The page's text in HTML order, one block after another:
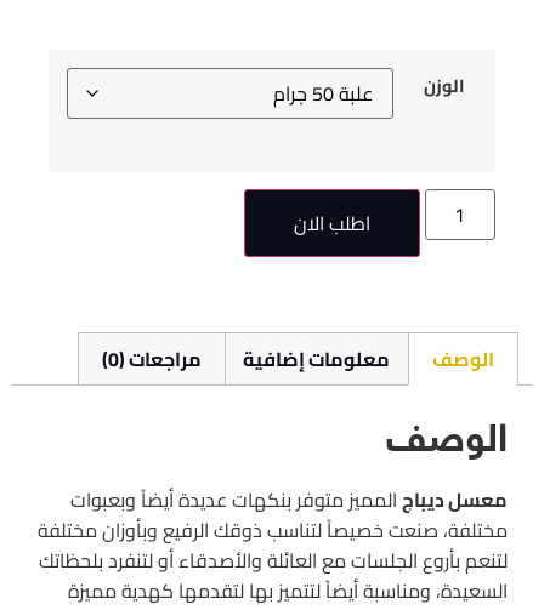
الوزن
اطلب الان
الوصف معلومات إضافية مراجعات (0)
الوصف
معسل ديباجالمميز متوفر بنكهات عديدة أيضاً وبعبوات
مختلفة، صنعت خصيصاً لتناسب ذوقك الرفيع وبأوزان مختلفة
لتنعم بأروع الجلسات مع العائلة والأصدقاء أو لتنفرد بلحظاتك
السعيدة، ومناسبة أيضاً لتتميز بها لتقدمها كهدية مميزة